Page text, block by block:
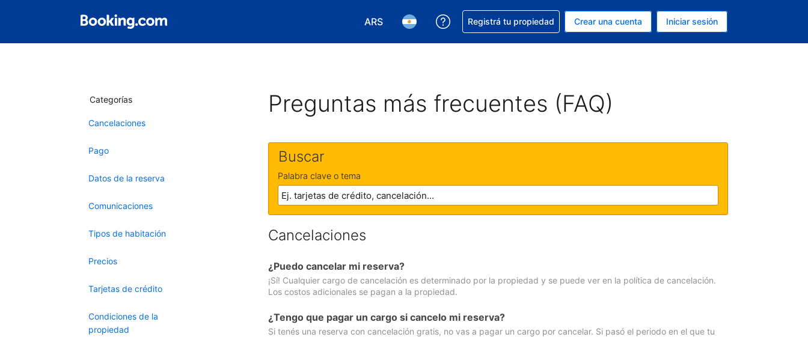
ARS
Elegir la moneda. Tu moneda actual es Peso argentino
Elegir el idioma. El idioma que estás usando es Español (Argentina)
Conseguí ayuda con tu reserva
Registrá tu propiedad Crear una cuenta Iniciar sesión
Categorías
Cancelaciones
Pago
Datos de la reserva
Comunicaciones
Tipos de habitación
Precios
Tarjetas de crédito
Condiciones de la
propiedad
Preguntas más frecuentes (FAQ)
Buscar
Palabra clave o tema
Cancelaciones
¿Puedo cancelar mi reserva?
¡Sí! Cualquier cargo de cancelación es determinado por la propiedad y se puede ver en la política de cancelación.
Los costos adicionales se pagan a la propiedad.
¿Tengo que pagar un cargo si cancelo mi reserva?
Si tenés una reserva con cancelación gratis, no vas a pagar un cargo por cancelar. Si pasó el periodo en el que tu